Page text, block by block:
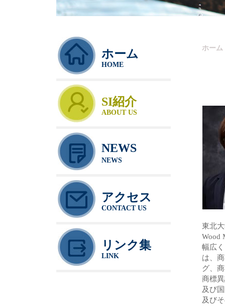
ホーム
HOME
SI紹介
ABOUT US
NEWS
NEWS
アクセス
CONTACT US
リンク集
LINK
ホーム
東北
Wood
幅広
は、
グ、
商標
及び
及び